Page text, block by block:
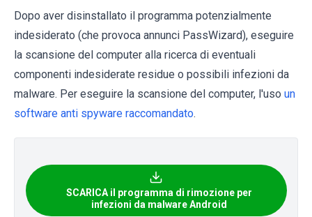
Dopo aver disinstallato il programma potenzialmente
indesiderato (che provoca annunci PassWizard), eseguire
la scansione del computer alla ricerca di eventuali
componenti indesiderate residue o possibili infezioni da
malware. Per eseguire la scansione del computer, l'uso un
software anti spyware raccomandato.
SCARICA il programma di rimozione per
infezioni da malware Android